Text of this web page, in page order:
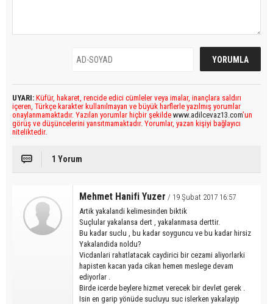
UYARI: Küfür, hakaret, rencide edici cümleler veya imalar, inançlara saldırı
içeren, Türkçe karakter kullanılmayan ve büyük harflerle yazılmış yorumlar
onaylanmamaktadır. Yazılan yorumlar hiçbir şekilde www.adilcevaz13.com’un
görüş ve düşüncelerini yansıtmamaktadır. Yorumlar, yazan kişiyi bağlayıcı
niteliktedir.
1 Yorum
Mehmet Hanifi Yuzer / 19 Şubat 2017 16:57
Artik yakalandi kelimesinden biktik
Suçlular yakalansa dert , yakalanmasa derttir.
Bu kadar suclu , bu kadar soyguncu ve bu kadar hirsiz
Yakalandida noldu?
Vicdanlari rahatlatacak caydirici bir cezami aliyorlarki
hapisten kacan yada cikan hemen meslege devam
ediyorlar .
Birde icerde beylere hizmet verecek bir devlet gerek .
Isin en garip yönüde sucluyu suc islerken yakalayip